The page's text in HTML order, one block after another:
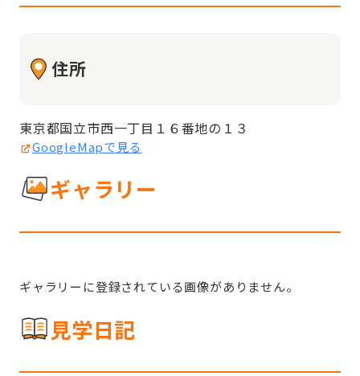
住所
東京都国立市西一丁目１６番地の１３
GoogleMapで見る
ギャラリー
ギャラリーに登録されている画像がありません。
見学日記